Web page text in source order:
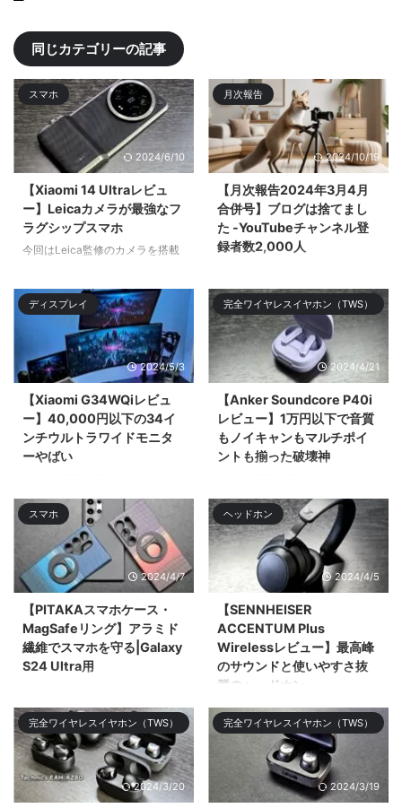
同じカテゴリーの記事
スマホ
2024/6/10
【Xiaomi 14 Ultraレビュ
ー】Leicaカメラが最強なフ
ラグシップスマホ
今回はLeica監修のカメラを搭載
る。Xiaomiのガチのフラ| ...
月次報告
2024/10/19
【月次報告2024年3月4月
合併号】ブログは捨てまし
た -YouTubeチャンネル登
録者数2,000人
り新入生や新クラス、新入社員な
ど新 ...
ディスプレイ
2024/5/3
【Xiaomi G34WQiレビュ
ー】40,000円以下の34イ
ンチウルトラワイドモニタ
ーやばい
UWQHD（3,440 × 1,440）のウ
ルトラワイドモニター「Xiaomi
G34WQi」 ...
完全ワイヤレスイヤホン（TWS）
2024/4/21
【Anker Soundcore P40i
レビュー】1万円以下で音質
もノイキャンもマルチポイ
ントも揃った破壊神
キャン優秀、マルチポイントにも
ワイӣ ...
スマホ
2024/4/7
【PITAKAスマホケース・
MagSafeリング】アラミド
繊維でスマホを守る|Galaxy
S24 Ultra用
PITAKAのアラミド繊維のケース
やMagSafeリング、スクリーン
プロ&# ...
ヘッドホン
2024/4/5
【SENNHEISER
ACCENTUM Plus
Wirelessレビュー】最高峰
のサウンドと使いやすさ抜
群のヘッドホン
今回はSENNHEISERのミドルレ
ンジモデル「SENNHEISER
ACCENTUM Plus Wireless」を
レビューする。ミドル ...
完全ワイヤレスイヤホン（TWS）
2024/3/20
完全ワイヤレスイヤホン（TWS）
2024/3/19